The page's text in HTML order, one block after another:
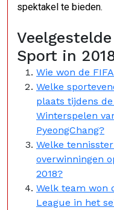
spektakel te bieden.
Sport in
Wie won de
Welke
plaats tijdens
Winterspelen
PyeongChang?
Welke
overwinningen
2018?
Welk team won
League in het